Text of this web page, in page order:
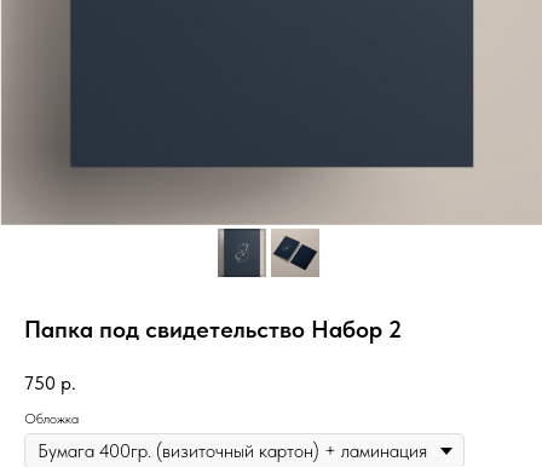
Папка под свидетельство Набор 2
750 р.
Обложка